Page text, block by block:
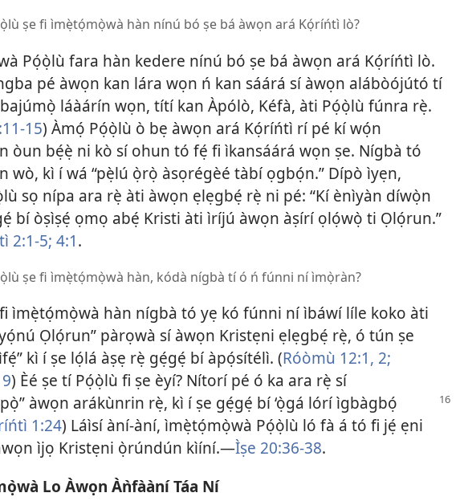
ṣe fi ìmẹ̀tọ́mọ̀wà hàn nínú bó ṣe bá àwọn ará Kọ́ríńtì lò?
Pọ́ọ̀lù fara hàn kedere nínú bó ṣe bá àwọn ará Kọ́ríńtì lò.
pé àwọn kan lára wọn ń kan sáárá sí àwọn alábòójútó tí
láàárín wọn, títí kan Àpólò, Kéfà, àti Pọ́ọ̀lù fúnra rẹ̀.
15) Àmọ́ Pọ́ọ̀lù ò bẹ àwọn ará Kọ́ríńtì rí pé kí wọ́n
òun bẹ́ẹ̀ ni kò sí ohun tó fẹ́ fi ìkansáárá wọn ṣe. Nígbà tó
wò, kì í wá “pẹ̀lú ọ̀rọ̀ àsọrégèé tàbí ọgbọ́n.” Dípò ìyẹn,
sọ nípa ara rẹ̀ àti àwọn ẹlẹgbẹ́ rẹ̀ ni pé: “Kí ènìyàn díwọ̀n
bí òṣìṣẹ́ ọmọ abẹ́ Kristi àti ìríjú àwọn àṣírí ọlọ́wọ̀ ti Ọlọ́run.”
2:1-5; 4:1.
ṣe fi ìmẹ̀tọ́mọ̀wà hàn, kódà nígbà tí ó ń fúnni ní ìmọ̀ràn?
ìmẹ̀tọ́mọ̀wà hàn nígbà tó yẹ kó fúnni ní ìbáwí líle koko àti
Ọlọ́run” pàrọwà sí àwọn Kristẹni ẹlẹgbẹ́ rẹ̀, ó tún ṣe
kì í ṣe lọ́lá àṣẹ rẹ̀ gẹ́gẹ́ bí àpọ́sítélì. (Róòmù 12:1, 2;
) Èé ṣe tí Pọ́ọ̀lù fi ṣe èyí? Nítorí pé ó ka ara rẹ̀ sí
àwọn arákùnrin rẹ̀, kì í ṣe gẹ́gẹ́ bí ‘ọ̀gá lórí ìgbàgbọ́
1:24) Láìsí àní-àní, ìmẹ̀tọ́mọ̀wà Pọ́ọ̀lù ló fà á tó fi jẹ́ ẹni
ìjọ Kristẹni ọ̀rúndún kìíní.—Ìṣe 20:36-38.
Lo Àwọn Àǹfààní Táa Ní